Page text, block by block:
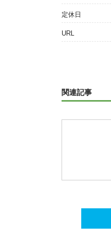
定休日
URL
関連記事